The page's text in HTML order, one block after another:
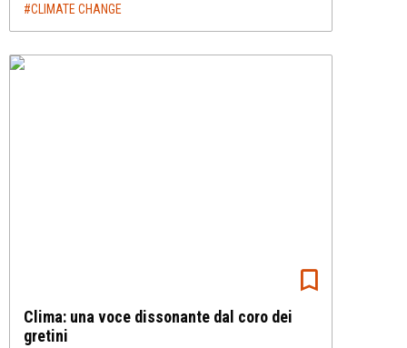
#CLIMATE CHANGE
Clima: una voce dissonante dal coro dei
gretini